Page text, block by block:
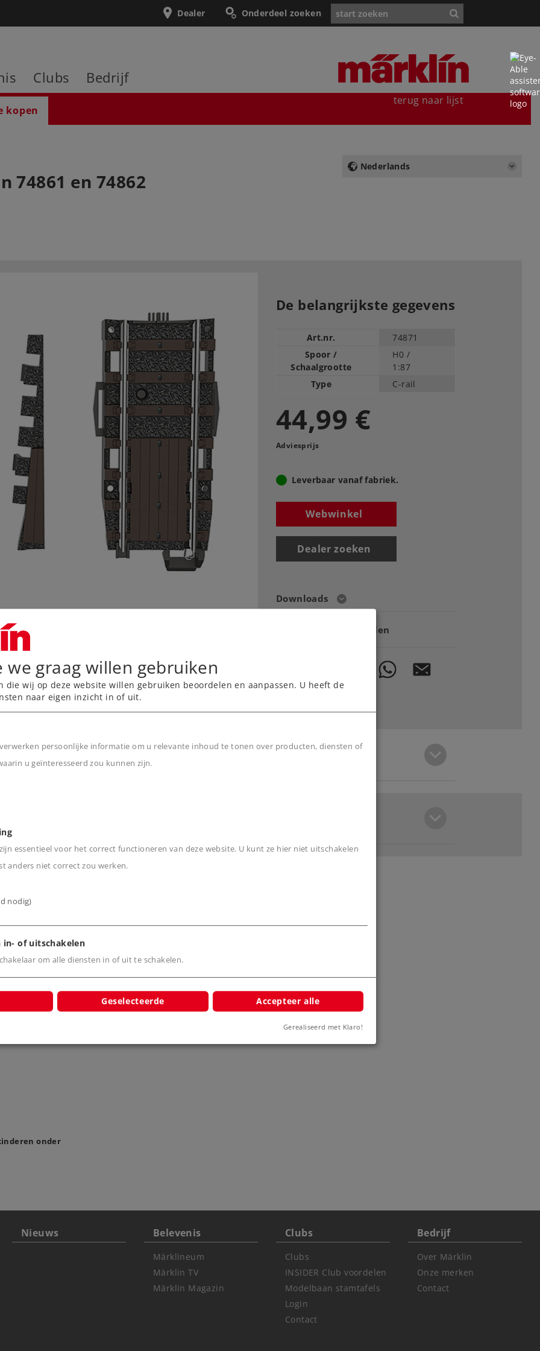
Onderdeel zoeken
Dealer
Clubs Bedrijf
kopen
terug naar lijst
Nederlands
en 74862
De belangrijkste gegevens
Art.nr.
74871
Spoor /
Schaalgrootte
H0 /
1:87
Type
C-rail
44,99 €
Adviesprijs
Leverbaar vanaf fabriek.
Webwinkel
Dealer zoeken
Downloads
Onderdelen bestellen
C-rail draaischijf
onder
Nieuws Belevenis
Märklineum
Märklin TV
Märklin Magazin
Clubs
Clubs
INSIDER Club voordelen
Modelbaan stamtafels
Login
Contact
Bedrijf
Over Märklin
Onze merken
Contact
we graag willen gebruiken
die wij op deze website willen gebruiken beoordelen en aanpassen. U heeft de
naar eigen inzicht in of uit.
persoonlijke informatie om u relevante inhoud te tonen over producten, diensten of
u geïnteresseerd zou kunnen zijn.
essentieel voor het correct functioneren van deze website. U kunt ze hier niet uitschakelen
anders niet correct zou werken.
nodig)
in- of uitschakelen
om alle diensten in of uit te schakelen.
Geselecteerde Accepteer alle
Gerealiseerd met Klaro!